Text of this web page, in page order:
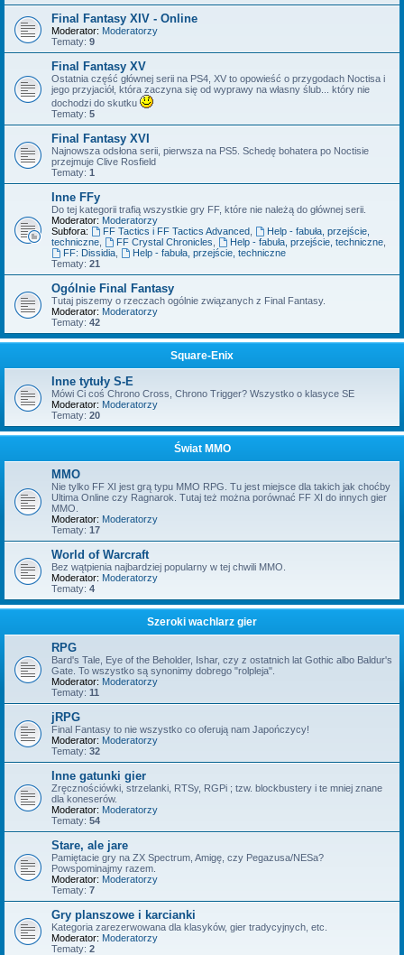
Final Fantasy XIV - Online
Moderator: Moderatorzy
Tematy: 9
Final Fantasy XV
Ostatnia część głównej serii na PS4, XV to opowieść o przygodach Noctisa i
jego przyjaciół, która zaczyna się od wyprawy na własny ślub... który nie
dochodzi do skutku
Tematy: 5
Final Fantasy XVI
Najnowsza odsłona serii, pierwsza na PS5. Schedę bohatera po Noctisie
przejmuje Clive Rosfield
Tematy: 1
Inne FFy
Do tej kategorii trafią wszystkie gry FF, które nie należą do głównej serii.
Moderator: Moderatorzy
Subfora:
FF Tactics i FF Tactics Advanced,
Help - fabuła, przejście,
techniczne
FF Crystal Chronicles Help - fabuła, przejście, techniczne,
FF: Dissidia,
Help - fabuła, przejście, techniczne
Tematy: 21
Ogólnie Final Fantasy
Tutaj piszemy o rzeczach ogólnie związanych z Final Fantasy.
Moderator: Moderatorzy
Tematy: 42
Square-Enix
Inne tytuły S-E
Mówi Ci coś Chrono Cross, Chrono Trigger? Wszystko o klasyce SE
Moderator: Moderatorzy
Tematy: 20
Świat MMO
MMO
Nie tylko FF XI jest grą typu MMO RPG. Tu jest miejsce dla takich jak choćby
Ultima Online czy Ragnarok. Tutaj też można porównać FF XI do innych gier
MMO.
Moderator: Moderatorzy
Tematy: 17
World of Warcraft
Bez wątpienia najbardziej popularny w tej chwili MMO.
Moderator: Moderatorzy
Tematy: 4
Szeroki wachlarz gier
RPG
Bard's Tale, Eye of the Beholder, Ishar, czy z ostatnich lat Gothic albo Baldur's
Gate. To wszystko są synonimy dobrego "rolpleja".
Moderator: Moderatorzy
Tematy: 11
jRPG
Final Fantasy to nie wszystko co oferują nam Japończycy!
Moderator: Moderatorzy
Tematy: 32
Inne gatunki gier
Zręcznościówki, strzelanki, RTSy, RGPi ; tzw. blockbustery i te mniej znane
dla koneserów.
Moderator: Moderatorzy
Tematy: 54
Stare, ale jare
Pamiętacie gry na ZX Spectrum, Amigę, czy Pegazusa/NESa?
Powspominajmy razem.
Moderator: Moderatorzy
Tematy: 7
Gry planszowe i karcianki
Kategoria zarezerwowana dla klasyków, gier tradycyjnych, etc.
Moderator: Moderatorzy
Tematy: 2